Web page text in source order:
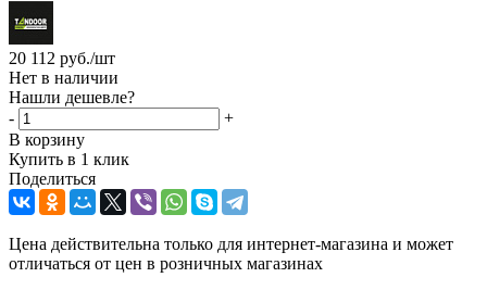
20 112 руб./шт
Нет в наличии
Нашли дешевле?
-
+
В корзину
Купить в 1 клик
Поделиться
Цена действительна только для интернет-магазина и может
отличаться от цен в розничных магазинах